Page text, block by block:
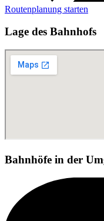
Routenplanung starten
Lage des Bahnhofs
Bahnhöfe in der